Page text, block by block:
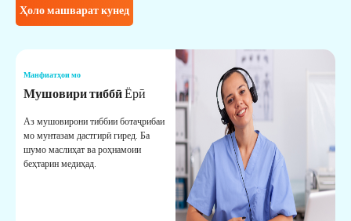
Ҳоло машварат кунед
Манфиатҳои мо
Мушовири тиббӣЁрӣ
Аз мушовирони тиббии ботаҷрибаи
мо мунтазам дастгирӣ гиред. Ба
шумо маслиҳат ва роҳнамоии
беҳтарин медиҳад.